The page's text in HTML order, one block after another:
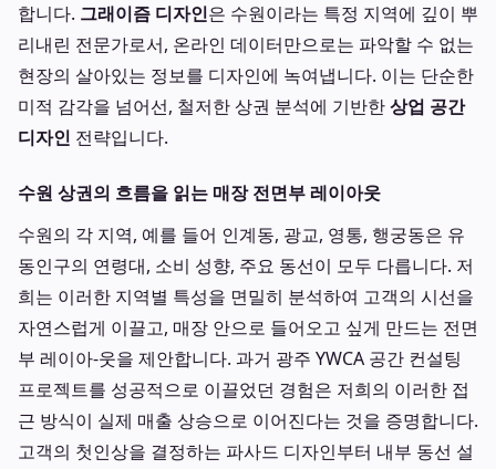
합니다. 그래이즘 디자인은 수원이라는 특정 지역에 깊이 뿌
리내린 전문가로서, 온라인 데이터만으로는 파악할 수 없는
현장의 살아있는 정보를 디자인에 녹여냅니다. 이는 단순한
미적 감각을 넘어선, 철저한 상권 분석에 기반한상업 공간
디자인 전략입니다.
수원 상권의 흐름을 읽는 매장 전면부 레이아웃
수원의 각 지역, 예를 들어 인계동, 광교, 영통, 행궁동은 유
동인구의 연령대, 소비 성향, 주요 동선이 모두 다릅니다. 저
희는 이러한 지역별 특성을 면밀히 분석하여 고객의 시선을
자연스럽게 이끌고, 매장 안으로 들어오고 싶게 만드는 전면
부 레이아-웃을 제안합니다. 과거 광주 YWCA 공간 컨설팅
프로젝트를 성공적으로 이끌었던 경험은 저희의 이러한 접
근 방식이 실제 매출 상승으로 이어진다는 것을 증명합니다.
고객의 첫인상을 결정하는 파사드 디자인부터 내부 동선 설